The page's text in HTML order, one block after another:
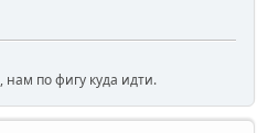
нам по фигу куда идти.